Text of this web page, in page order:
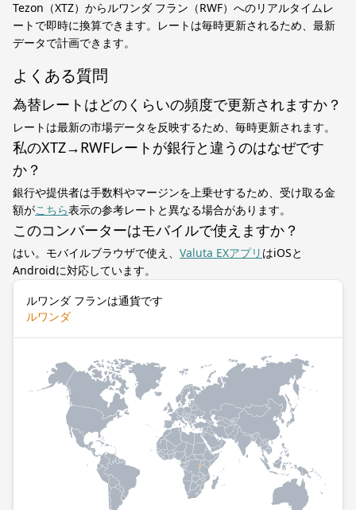
Tezon（XTZ）からルワンダ フラン（RWF）へのリアルタイムレ
ートで即時に換算できます。レートは毎時更新されるため、最新
データで計画できます。
よくある質問
為替レートはどのくらいの頻度で更新されますか？
レートは最新の市場データを反映するため、毎時更新されます。
私のXTZ→RWFレートが銀行と違うのはなぜです
か？
銀行や提供者は手数料やマージンを上乗せするため、受け取る金
額がこちら表示の参考レートと異なる場合があります。
このコンバーターはモバイルで使えますか？
はい。モバイルブラウザで使え、 Valuta EXアプリ はiOSと
Androidに対応しています。
ルワンダ フランは通貨です
ルワンダ